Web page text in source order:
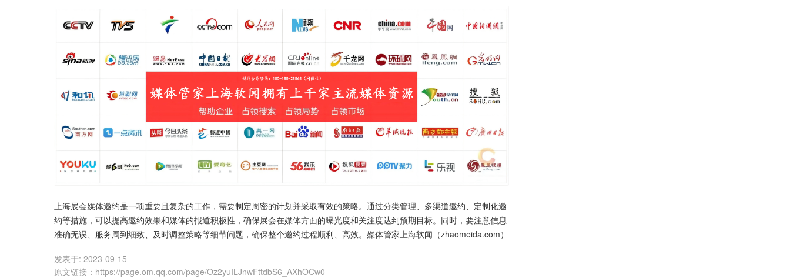
上海展会媒体邀约是一项重要且复杂的工作，需要制定周密的计划并采取有效的策略。通过分类管理、多渠道邀约、定制化邀
约等措施，可以提高邀约效果和媒体的报道积极性，确保展会在媒体方面的曝光度和关注度达到预期目标。同时，要注意信息
准确无误、服务周到细致、及时调整策略等细节问题，确保整个邀约过程顺利、高效。媒体管家上海软闻（zhaomeida.com）
发表于: 2023-09-15
原文链接 ： https://page.om.qq.com/page/Oz2yuILJnwFttdbS6_AXhOCw0